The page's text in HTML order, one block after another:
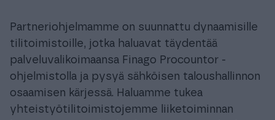
Partneriohjelmamme on suunnattu dynaamisille
tilitoimistoille, jotka haluavat täydentää
palveluvalikoimaansa Finago Procountor -
ohjelmistolla ja pysyä sähköisen taloushallinnon
osaamisen kärjessä. Haluamme tukea
yhteistyötilitoimistojemme liiketoiminnan